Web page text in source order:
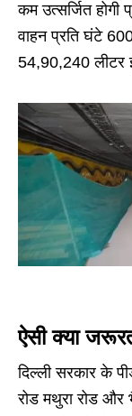
कम उत्सर्जित होगी
वाहन प्रति घंटे
54,90,240 लीटर
ऐसी क्या
दिल्ली सरकार के
रोड मथुरा रोड और